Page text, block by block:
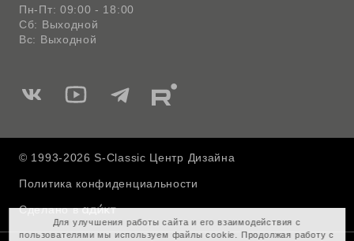
Пн-Пт: 09:00 - 18:00
Сб: Выходной
Вс: Выходной
Мы
Вконтакте
Мы
Ютуб
Мы
Telegram
Мы
Rutube
© 1993-2026 S-Classic Центр Дизайна
Политика конфиденциальности
Сделано в
Для улучшения работы сайта и его взаимодействия с
пользователями мы используем файлы cookie. Продолжая работу с